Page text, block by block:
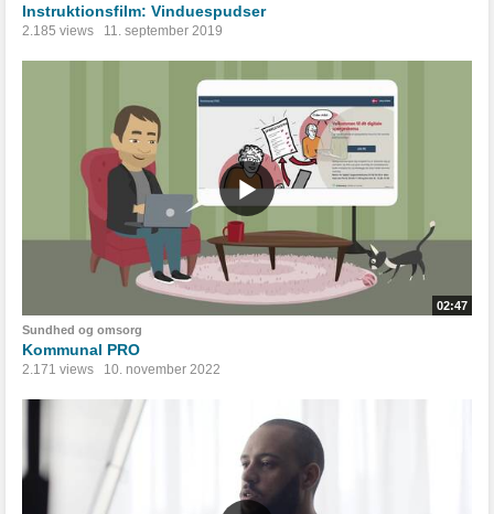
Instruktionsfilm: Vinduespudser
2.185 views 11. september 2019
02:47
Sundhed og omsorg
Kommunal PRO
2.171 views 10. november 2022